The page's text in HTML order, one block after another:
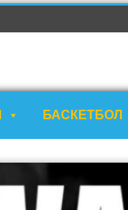
БАСКЕТБОЛ